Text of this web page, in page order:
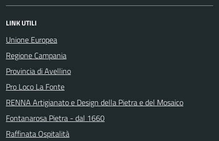
LINK UTILI
Unione Europea
Regione Campania
Provincia di Avellino
Pro Loco La Fonte
RENNA Artigianato e Design della Pietra e del Mosaico
Fontanarosa Pietra - dal 1660
Raffinata Ospitalità